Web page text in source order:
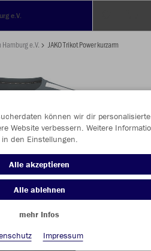
e.V.
e.V. JAKO Trikot Power kurzarm
können wir dir personalisierte
Website verbessern. Weitere
den Einstellungen.
Alle akzeptieren
Alle ablehnen
mehr Infos
Impressum